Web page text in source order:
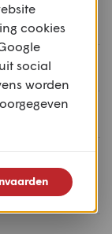
cookies
social
worden